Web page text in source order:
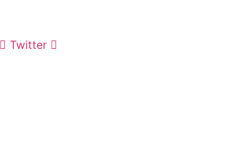
Twitter